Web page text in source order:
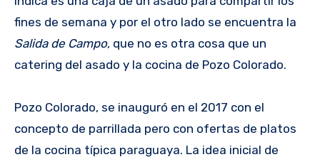
fines de semana y por el otro lado se encuentra la
Salida de Campo, que no es otra cosa que un
catering del asado y la cocina de Pozo Colorado.
Pozo Colorado, se inauguró en el 2017 con el
concepto de parrillada pero con ofertas de platos
de la cocina típica paraguaya. La idea inicial de